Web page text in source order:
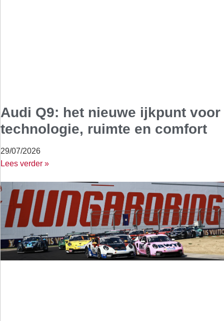
Audi Q9: het nieuwe ijkpunt voor
technologie, ruimte en comfort
29/07/2026
Lees verder »